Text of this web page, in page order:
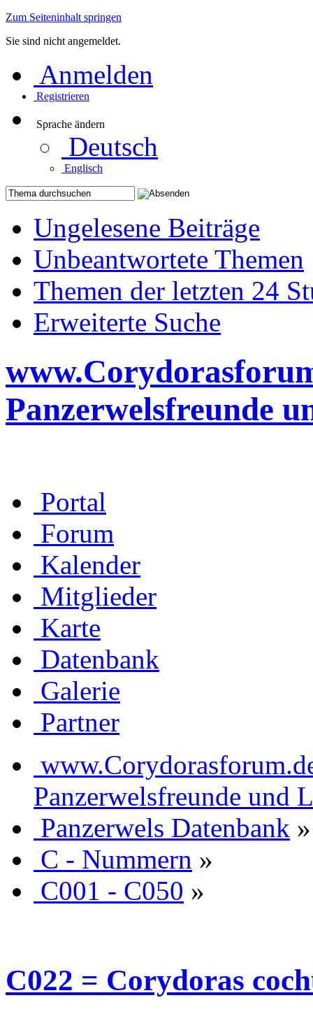
Zum Seiteninhalt springen
Sie sind nicht angemeldet.
Anmelden
Registrieren
Sprache ändern
Deutsch
Englisch
Ungelesene Beiträge
Unbeantwortete Themen
Themen der letzten 24
Erweiterte Suche
Panzerwelsfreunde
Portal
Forum
Kalender
Mitglieder
Karte
Datenbank
Galerie
Partner
Panzerwelsfreunde und
Panzerwels Datenbank »
C - Nummern »
C001 - C050 »
C022 = Corydoras